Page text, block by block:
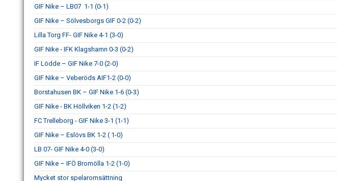
GIF Nike – LB07 1-1 (0-1)
GIF Nike – Sölvesborgs GIF 0-2 (0-2)
Lilla Torg FF- GIF Nike 4-1 (3-0)
GIF Nike - IFK Klagshamn 0-3 (0-2)
IF Lödde – GIF Nike 7-0 (2-0)
GIF Nike – Veberöds AIF1-2 (0-0)
Borstahusen BK – GIF Nike 1-6 (0-3)
GIF Nike - BK Höllviken 1-2 (1-2)
FC Trelleborg - GIF Nike 3-1 (1-1)
GIF Nike – Eslövs BK 1-2 ( 1-0)
LB 07- GIF Nike 4-0 (3-0)
GIF Nike – IFÖ Bromölla 1-2 (1-0)
Mycket stor spelaromsättning